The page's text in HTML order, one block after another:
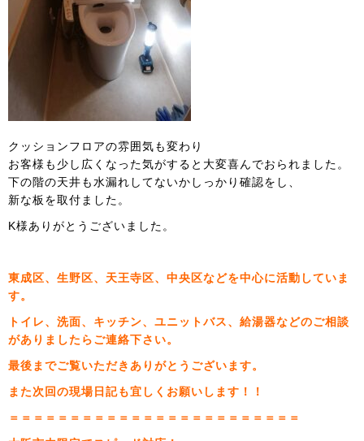
クッションフロアの雰囲気も変わり
お客様も少し広くなった気がすると大変喜んでおられました。
下の階の天井も水漏れしてないかしっかり確認をし、
新な板を取付ました。
K様ありがとうございました。
東成区、生野区、天王寺区、中央区などを中心に活動していま
す。
トイレ、洗面、キッチン、ユニットバス、給湯器などのご相談
がありましたらご連絡下さい。
最後までご覧いただきありがとうございます。
また次回の現場日記も宜しくお願いします！！
＝＝＝＝＝＝＝＝＝＝＝＝＝＝＝＝＝＝＝＝＝＝＝＝